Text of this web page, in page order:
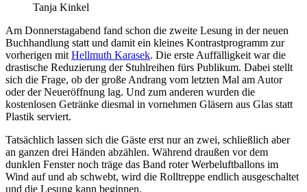
Tanja Kinkel
Am Donnerstagabend fand schon die zweite Lesung in der neuen
Buchhandlung statt und damit ein kleines Kontrastprogramm zur
vorherigen mit Hellmuth Karasek. Die erste Auffälligkeit war die
drastische Reduzierung der Stuhlreihen fürs Publikum. Dabei stellt
sich die Frage, ob der große Andrang vom letzten Mal am Autor
oder der Neueröffnung lag. Und zum anderen wurden die
kostenlosen Getränke diesmal in vornehmen Gläsern aus Glas statt
Plastik serviert.
Tatsächlich lassen sich die Gäste erst nur an zwei, schließlich aber
an ganzen drei Händen abzählen. Während draußen vor dem
dunklen Fenster noch träge das Band roter Werbeluftballons im
Wind auf und ab schwebt, wird die Rolltreppe endlich ausgeschaltet
und die Lesung kann beginnen.